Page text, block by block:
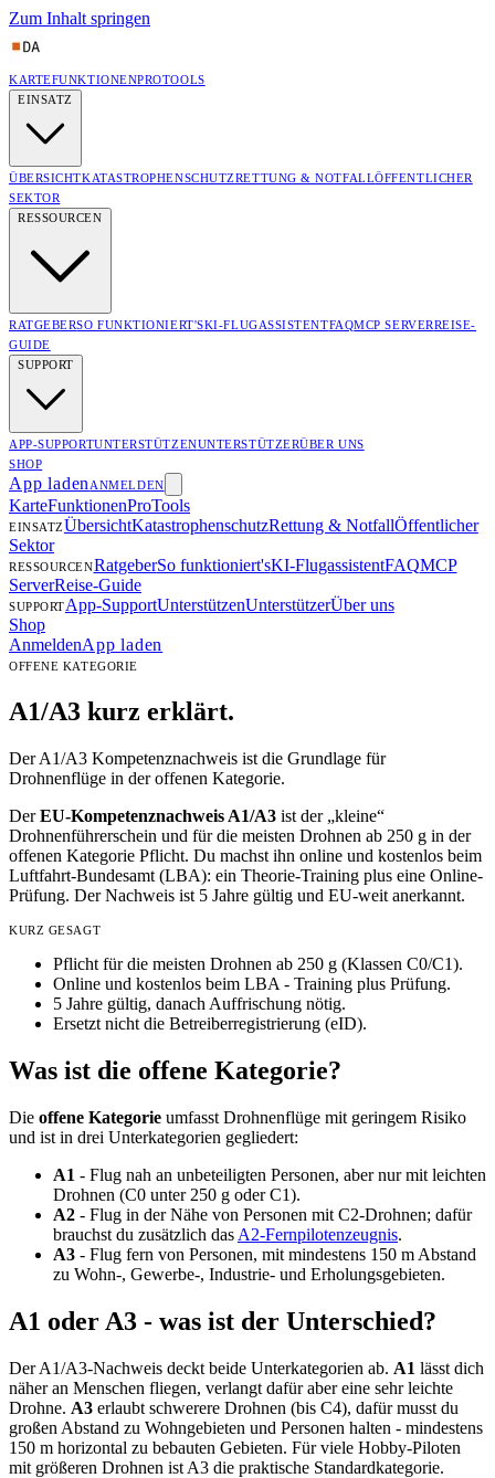
Zum Inhalt springen
KARTEFUNKTIONENPROTOOLS
EINSATZ
ÜBERSICHTKATASTROPHENSCHUTZRETTUNG & NOTFALLÖFFENTLICHER
SEKTOR
RESSOURCEN
RATGEBERSO FUNKTIONIERT'SKI-FLUGASSISTENTFAQMCP SERVERREISE-
GUIDE
SUPPORT
APP-SUPPORTUNTERSTÜTZENUNTERSTÜTZERÜBER UNS
SHOP
App laden ANMELDEN
KarteFunktionenProTools
EINSATZÜbersichtKatastrophenschutzRettung & NotfallÖffentlicher
Sektor
RESSOURCENRatgeberSo funktioniert'sKI-FlugassistentFAQMCP
ServerReise-Guide
SUPPORTApp-SupportUnterstützenUnterstützerÜber uns
Shop
AnmeldenApp laden
OFFENE KATEGORIE
A1/A3 kurz erklärt.
Der A1/A3 Kompetenznachweis ist die Grundlage für
Drohnenflüge in der offenen Kategorie.
DerEU-Kompetenznachweis A1/A3 ist der „kleine“
Drohnenführerschein und für die meisten Drohnen ab 250 g in der
offenen Kategorie Pflicht. Du machst ihn online und kostenlos beim
Luftfahrt-Bundesamt (LBA): ein Theorie-Training plus eine Online-
Prüfung. Der Nachweis ist 5 Jahre gültig und EU-weit anerkannt.
KURZ GESAGT
Pflicht für die meisten Drohnen ab 250 g (Klassen C0/C1).
Online und kostenlos beim LBA - Training plus Prüfung.
5 Jahre gültig, danach Auffrischung nötig.
Ersetzt nicht die Betreiberregistrierung (eID).
Was ist die offene Kategorie?
Die offene Kategorie umfasst Drohnenflüge mit geringem Risiko
und ist in drei Unterkategorien gegliedert:
A1 - Flug nah an unbeteiligten Personen, aber nur mit leichten
Drohnen (C0 unter 250 g oder C1).
A2 - Flug in der Nähe von Personen mit C2-Drohnen; dafür
brauchst du zusätzlich das A2-Fernpilotenzeugnis.
A3 - Flug fern von Personen, mit mindestens 150 m Abstand
zu Wohn-, Gewerbe-, Industrie- und Erholungsgebieten.
A1 oder A3 - was ist der Unterschied?
Der A1/A3-Nachweis deckt beide Unterkategorien ab. A1 lässt dich
näher an Menschen fliegen, verlangt dafür aber eine sehr leichte
Drohne. A3 erlaubt schwerere Drohnen (bis C4), dafür musst du
großen Abstand zu Wohngebieten und Personen halten - mindestens
150 m horizontal zu bebauten Gebieten. Für viele Hobby-Piloten
mit größeren Drohnen ist A3 die praktische Standardkategorie.